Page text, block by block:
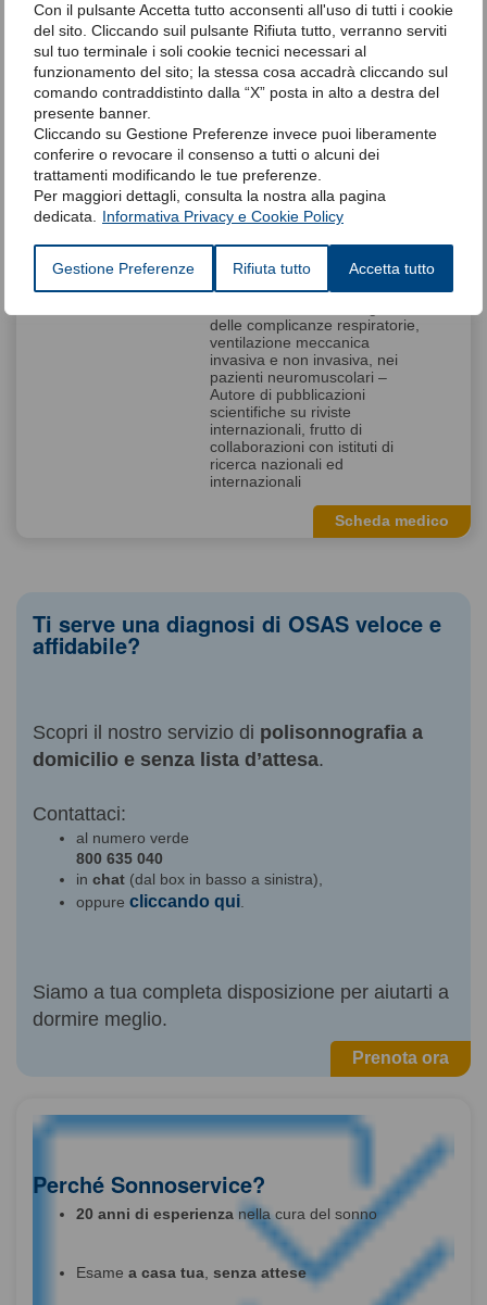
Con il pulsante Accetta tutto acconsenti all'uso di tutti i cookie
del sito. Cliccando suil pulsante Rifiuta tutto, verranno serviti
sul tuo terminale i soli cookie tecnici necessari al
funzionamento del sito; la stessa cosa accadrà cliccando sul
comando contraddistinto dalla “X” posta in alto a destra del
presente banner.
Cliccando su Gestione Preferenze invece puoi liberamente
conferire o revocare il consenso a tutti o alcuni dei
trattamenti modificando le tue preferenze.
Per maggiori dettagli, consulta la nostra alla pagina
dedicata.
Informativa Privacy e Cookie Policy
Gestione Preferenze Rifiuta tutto Accetta tutto
respiratorie acute e croniche
nei pazienti con patologia
neuromuscolare; dalle tecniche
di riabilitazione alla ventilazione
meccanica invasiva e non
invasiva. Esperienze: – Dal
tempo determinato, presso
l’Istituto di Neurologia
dell’Università “La Sapienza”
per l’espletamento dell’attività
di ricerca dal titolo ”Malattie
Neurodegenerative invalidanti
– Docente per corsi e master
universitari e corsi di
delle complicanze respiratorie,
ventilazione meccanica
invasiva e non invasiva, nei
pazienti neuromuscolari –
Autore di pubblicazioni
scientifiche su riviste
internazionali, frutto di
collaborazioni con istituti di
ricerca nazionali ed
internazionali
Scheda medico
Ti serve una diagnosi di OSAS veloce e
affidabile?
Scopri il nostro servizio di polisonnografia a
domicilio e senza lista d’attesa.
Contattaci:
al numero verde
800 635 040
in chat (dal box in basso a sinistra),
oppure cliccando qui
Siamo a tua completa disposizione per aiutarti a
dormire meglio.
Prenota ora
Perché Sonnoservice?
20 anni di esperienza nella cura del sonno
Esame a casa tua senza attese